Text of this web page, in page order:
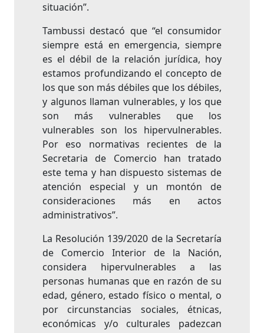
situación”.
Tambussi destacó que “el consumidor
siempre está en emergencia, siempre
es el débil de la relación jurídica, hoy
estamos profundizando el concepto de
los que son más débiles que los débiles,
y algunos llaman vulnerables, y los que
son más vulnerables que los
vulnerables son los hipervulnerables.
Por eso normativas recientes de la
Secretaria de Comercio han tratado
este tema y han dispuesto sistemas de
atención especial y un montón de
consideraciones más en actos
administrativos”.
La Resolución 139/2020 de la Secretaría
de Comercio Interior de la Nación,
considera hipervulnerables a las
personas humanas que en razón de su
edad, género, estado físico o mental, o
por circunstancias sociales, étnicas,
económicas y/o culturales padezcan